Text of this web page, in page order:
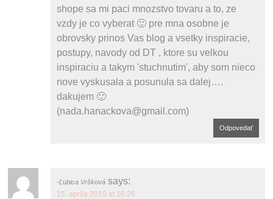
shope sa mi paci mnozstvo tovaru a to, ze
vzdy je co vyberat 🙂 pre mna osobne je
obrovsky prinos Vas blog a vsetky inspiracie,
postupy, navody od DT , ktore su velkou
inspiraciu a takym 'stuchnutim', aby som nieco
nove vyskusala a posunula sa dalej….
dakujem 🙂
(nada.hanackova@gmail.com)
Odpovedať
Ľubica Vršková says:
15. apríla 2019 at 16:26